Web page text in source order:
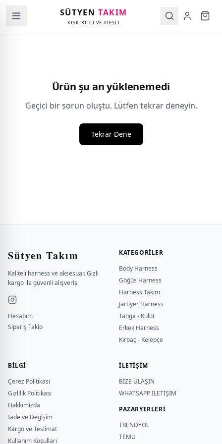
SÜTYENTAKIM
KIŞKIRTICI VE ATEŞLİ
Ürün şu an yüklenemedi
Geçici bir sorun oluştu. Lütfen tekrar deneyin.
Tekrar Dene
Sütyen Takım
Kaliteli harness ve aksesuar. Gizli
kargo ile güvenli alışveriş.
Hesabım
Sipariş Takip
KATEGORILER
Body Harness
Göğüs Harness
Harness Takım
Jartiyer Harness
Tanga - Külot
Erkek Harness
Kırbaç - Kelepçe
BILGI
Çerez Politikası
Gizlilik Politikası
Hakkımızda
İade ve Değişim
Kargo ve Teslimat
Kullanım Koşulları
İLETİŞİM
BİZE ULAŞIN
WHATSAPP İLETİŞİM
PAZARYERLERİ
TRENDYOL
TEMU